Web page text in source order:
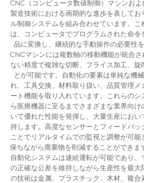
CNC（コンピュータ数値制御）マシンおよ
製造技術における画期的な進歩を表してお
ル制御システムを組み合わせています。こ
は、コンピュータでプログラムされた命
品に変換し、継続的な手動操作の必要性
CNCマシンには複数軸の移動機能が統合
ない精度で複雑な切断、フライス加工、旋
とが可能です。自動化の要素は単純な機
れ、工具交換、材料取り扱い、品質管理メ
ート機能を取り入れています。これらの
ら医療機器に至るまでさまざまな業界向
いて優れた性能を発揮し、大量生産におい
持します。高度なセンサーとフィードバッ
ことでリアルタイムでの監視と調整が可
保ちながら廃棄物を削減することができま
自動化システムは連続運転が可能であり
の正確な公差を維持しながら生産性を最大
の技術は金属、プラスチック、木材、複合